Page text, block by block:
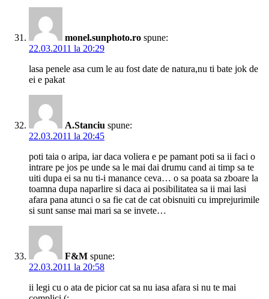
monel.sunphoto.ro spune:
22.03.2011 la 20:29
lasa penele asa cum le au fost date de natura,nu ti bate jok de
ei e pakat
A.Stanciu spune:
22.03.2011 la 20:45
poti taia o aripa, iar daca voliera e pe pamant poti sa ii faci o
intrare pe jos pe unde sa le mai dai drumu cand ai timp sa te
uiti dupa ei sa nu ti-i manance ceva… o sa poata sa zboare la
toamna dupa naparlire si daca ai posibilitatea sa ii mai lasi
afara pana atunci o sa fie cat de cat obisnuiti cu imprejurimile
si sunt sanse mai mari sa se invete…
F&M spune:
22.03.2011 la 20:58
ii legi cu o ata de picior cat sa nu iasa afara si nu te mai